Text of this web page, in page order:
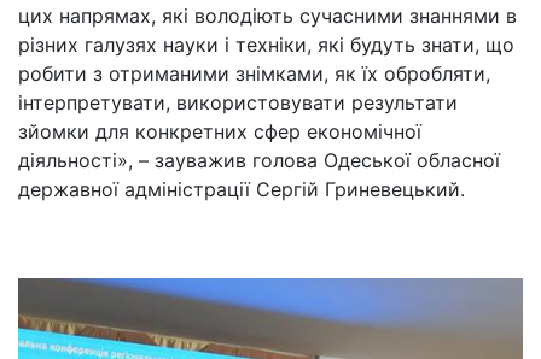
цих напрямах, які володіють сучасними знаннями в
різних галузях науки і техніки, які будуть знати, що
робити з отриманими знімками, як їх обробляти,
інтерпретувати, використовувати результати
зйомки для конкретних сфер економічної
діяльності», – зауважив голова Одеської обласної
державної адміністрації Сергій Гриневецький.